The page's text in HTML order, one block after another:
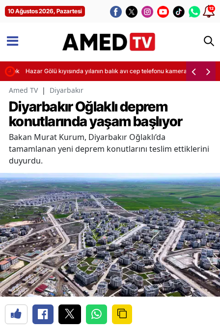
10 Ağustos 2026, Pazartesi 12
Hazar Gölü kıyısında yılanın balık avı cep telefonu kamerasına yansıdı
Amed TV | Diyarbakır
Diyarbakır Oğlaklı deprem
konutlarında yaşam başlıyor
Bakan Murat Kurum, Diyarbakır Oğlaklı’da
tamamlanan yeni deprem konutlarını teslim ettiklerini
duyurdu.